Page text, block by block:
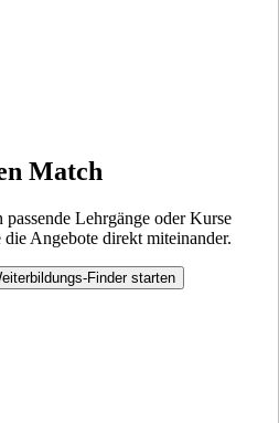
Match
Lehrgänge oder Kurse
Angebote direkt miteinander.
Finder starten